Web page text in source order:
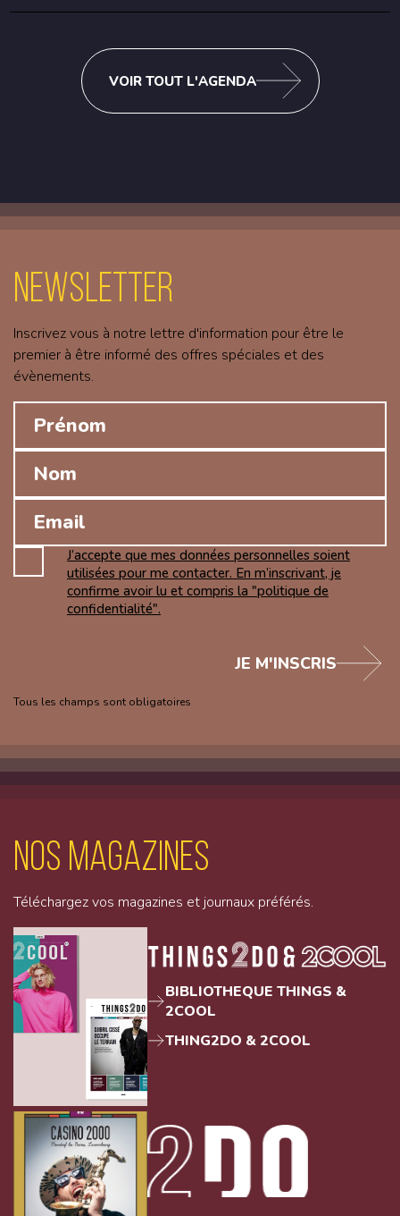
VOIR TOUT L'AGENDA
Newsletter
Inscrivez vous à notre lettre d'information pour être le
premier à être informé des offres spéciales et des
évènements.
J’accepte que mes données personnelles soient
utilisées pour me contacter. En m’inscrivant, je
confirme avoir lu et compris la "politique de
confidentialité".
Tous les champs sont obligatoires
JE M'INSCRIS
Nos magazines
Téléchargez vos magazines et journaux préférés.
BIBLIOTHEQUE THINGS &
2COOL
THING2DO & 2COOL